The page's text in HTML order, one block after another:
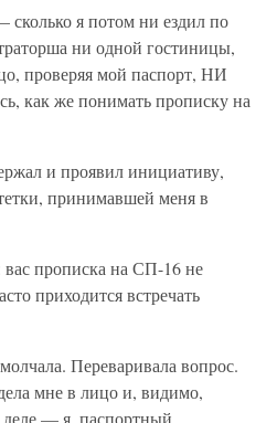
я потом ни ездил по
ни одной гостиницы,
проверяя мой паспорт, НИ
как же понимать прописку на
и проявил инициативу,
принимавшей меня в
прописка на СП-16 не
приходится встречать
Переваривала вопрос.
мне в лицо и, видимо,
— я, паспортный,